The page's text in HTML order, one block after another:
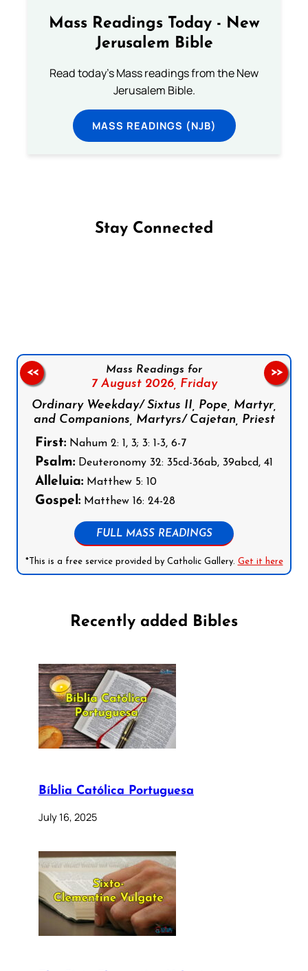
Mass Readings Today - New
Jerusalem Bible
Read today's Mass readings from the New
Jerusalem Bible.
MASS READINGS (NJB)
Stay Connected
Mass Readings for
7 August 2026, Friday
Ordinary Weekday/ Sixtus II, Pope, Martyr,
and Companions, Martyrs/ Cajetan, Priest
First: Nahum 2: 1, 3; 3: 1-3, 6-7
Psalm: Deuteronomy 32: 35cd-36ab, 39abcd, 41
Alleluia: Matthew 5: 10
Gospel: Matthew 16: 24-28
FULL MASS READINGS
*This is a free service provided by Catholic Gallery. Get it here
<< >>
Recently added Bibles
Bíblia Católica Portuguesa
July 16, 2025